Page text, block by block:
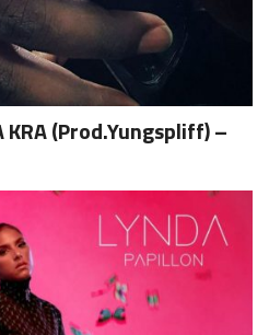
KRA (Prod.Yungspliff) –